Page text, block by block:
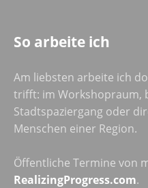
So arbeite ich
Am liebsten arbeite ich
trifft: im Workshopraum,
Stadtspaziergang oder
Menschen einer Region.
Öffentliche Termine von
RealizingProgress.com.